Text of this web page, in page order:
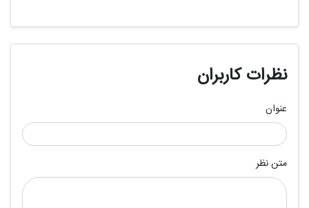
نظرات کاربران
عنوان
متن نظر